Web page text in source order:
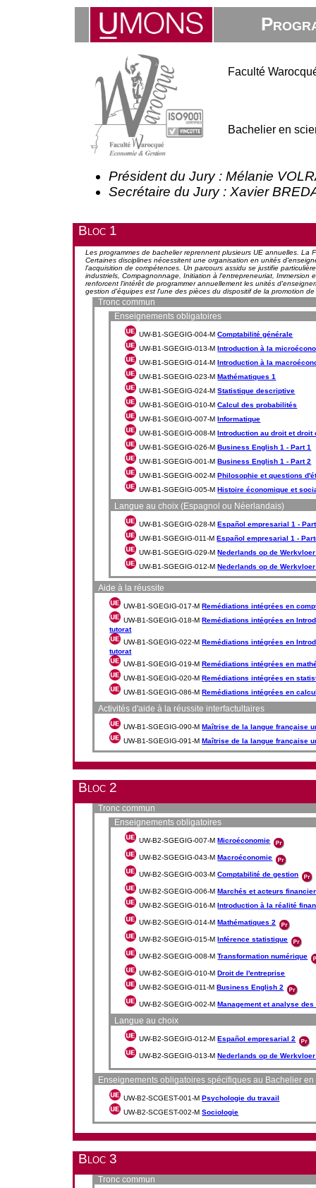
Faculté
Bachelier en
Président du Jury : Mélanie
Secrétaire du Jury : Xavier
Bloc 1
Les programmes de bachelier reprennent plusieurs UE annuelles.
Certaines disciplines nécessitent une organisation en unités
l'acquisition de compétences. Un parcours assidu se justifie
industriels, Compagnonnage, Initiation à l'entrepreneuriat,
renforcent l'intérêt de programmer annuellement les unités
gestion d'équipes est l'une des pièces du dispositif de la promotion
Tronc commun
Enseignements obligatoires
UW-B1-SGEGIG-004-MComptabilité générale
UW-B1-SGEGIG-013-MIntroduction à la
UW-B1-SGEGIG-014-MIntroduction à la
UW-B1-SGEGIG-023-MMathématiques 1
UW-B1-SGEGIG-024-MStatistique descriptive
UW-B1-SGEGIG-010-MCalcul des probabilités
UW-B1-SGEGIG-007-MInformatique
UW-B1-SGEGIG-008-MIntroduction au droit et droit
UW-B1-SGEGIG-026-MBusiness English 1 - Part 1
UW-B1-SGEGIG-001-MBusiness English 1 - Part 2
UW-B1-SGEGIG-002-MPhilosophie et questions
UW-B1-SGEGIG-005-MHistoire économique et
Langue au choix (Espagnol ou Néerlandais)
UW-B1-SGEGIG-028-MEspañol empresarial 1 -
UW-B1-SGEGIG-011-MEspañol empresarial 1 -
UW-B1-SGEGIG-029-MNederlands op de
UW-B1-SGEGIG-012-MNederlands op de
Aide à la réussite
UW-B1-SGEGIG-017-MRemédiations intégrées en
UW-B1-SGEGIG-018-MRemédiations intégrées en
tutorat
UW-B1-SGEGIG-022-MRemédiations intégrées en
tutorat
UW-B1-SGEGIG-019-MRemédiations intégrées en
UW-B1-SGEGIG-020-MRemédiations intégrées en
UW-B1-SGEGIG-086-MRemédiations intégrées en
Activités d'aide à la réussite interfactultaires
UW-B1-SGEGIG-090-MMaîtrise de la langue française
UW-B1-SGEGIG-091-MMaîtrise de la langue française
Bloc 2
Tronc commun
Enseignements obligatoires
UW-B2-SGEGIG-007-MMicroéconomie
UW-B2-SGEGIG-043-MMacroéconomie
UW-B2-SGEGIG-003-MComptabilité de gestion
UW-B2-SGEGIG-006-MMarchés et acteurs
UW-B2-SGEGIG-016-MIntroduction à la réalité
UW-B2-SGEGIG-014-MMathématiques 2
UW-B2-SGEGIG-015-MInférence statistique
UW-B2-SGEGIG-008-MTransformation numérique
UW-B2-SGEGIG-010-MDroit de l'entreprise
UW-B2-SGEGIG-011-MBusiness English 2
UW-B2-SGEGIG-002-MManagement et analyse
Langue au choix
UW-B2-SGEGIG-012-MEspañol empresarial 2
UW-B2-SGEGIG-013-MNederlands op de
Enseignements obligatoires spécifiques au Bachelier
UW-B2-SCGEST-001-MPsychologie du travail
UW-B2-SCGEST-002-MSociologie
Bloc 3
Tronc commun